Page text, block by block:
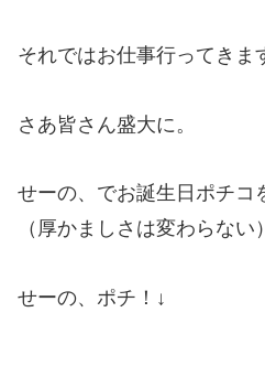
それではお仕事行ってきま
さあ皆さん盛大に。
せーの、でお誕生日ポチコ
（厚かましさは変わらない
せーの、ポチ！↓